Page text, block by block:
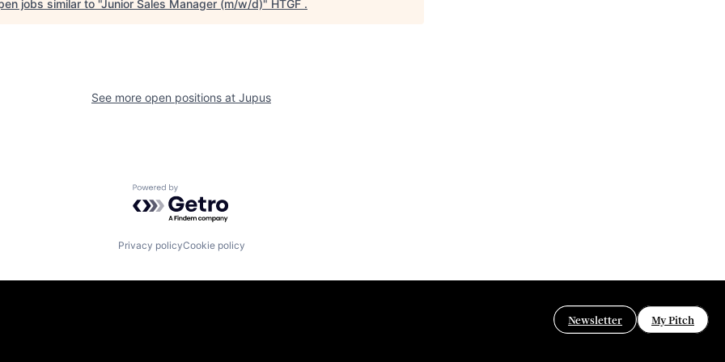
jobs similar to "Junior Sales Manager (m/w/d)" HTGF .
See more open positions at Jupus
Powered by Getro.com
Privacy policyCookie policy
Newsletter My Pitch